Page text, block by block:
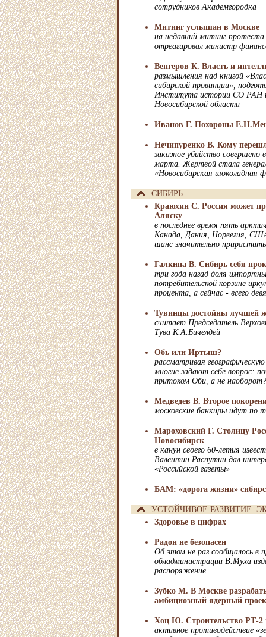
сотрудников Академгородка
Митинг услышан в Москве
на недавний митинг
отреагировал министр
Венгеров К. Власть и
размышления над книгой
сибирской провинции»,
Института истории СО РАН и
Новосибирской области
Иванов Г. Похороны
Нечипуренко В. Кому
заказное убийство совершено
марта. Жертвой стала
«Новосибирская шоколадная
СИБИРЬ
Краюхин С. Россия может
Аляску
в последнее время пять
Канада, Дания, Норвегия,
шанс значительно
Галкина В. Сибирь себя
три года назад доля
потребительской корзине
процента, а сейчас - всего
Тувинцы достойны лучшей
считает Председатель
Тува К.А.Бичелдей
Обь или Иртыш?
рассматривая
многие задают себе вопрос:
притоком Оби, а не наоборот?
Медведев В. Второе
московские банкиры идут по
Мароховский Г. Столицу
Новосибирск
в канун своего 60-летия
Валентин Распутин дал
«Российской газеты»
БАМ: «дорога жизни»
УСТОЙЧИВОЕ РАЗВИТИЕ.
Здоровье в цифрах
Радон не безопасен
Об этом не раз сообщалось в
обладминистрации В.Муха
распоряжение
Зубко М. В Москве
амбициозный ядерный
Хоц Ю. Строительство РТ-2
активное противодействие